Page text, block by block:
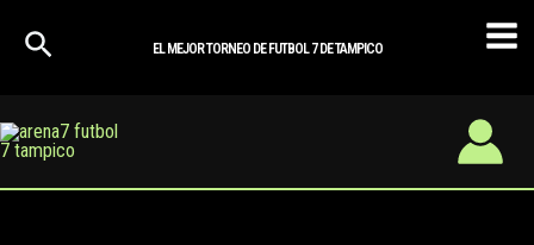
EL MEJOR TORNEO DE FUTBOL 7 DE TAMPICO